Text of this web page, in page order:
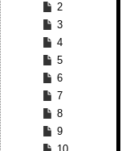
2
3
4
5
6
7
8
9